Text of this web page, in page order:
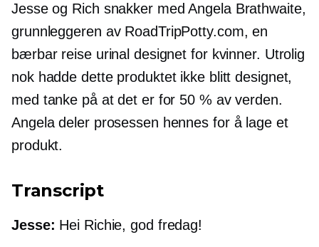
Jesse og Rich snakker med Angela Brathwaite,
grunnleggeren av RoadTripPotty.com, en
bærbar reise urinal designet for kvinner. Utrolig
nok hadde dette produktet ikke blitt designet,
med tanke på at det er for 50 % av verden.
Angela deler prosessen hennes for å lage et
produkt.
Transcript
Jesse: Hei Richie, god fredag!